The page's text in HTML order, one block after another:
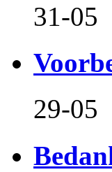
31-05
29-05